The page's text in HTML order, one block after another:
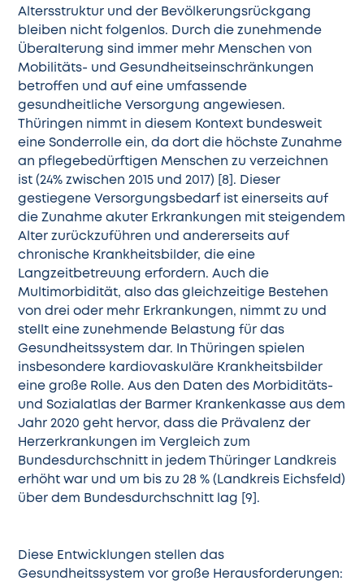
Altersstruktur und der Bevölkerungsrückgang
bleiben nicht folgenlos. Durch die zunehmende
Überalterung sind immer mehr Menschen von
Mobilitäts- und Gesundheitseinschränkungen
betroffen und auf eine umfassende
gesundheitliche Versorgung angewiesen.
Thüringen nimmt in diesem Kontext bundesweit
eine Sonderrolle ein, da dort die höchste Zunahme
an pflegebedürftigen Menschen zu verzeichnen
ist (24% zwischen 2015 und 2017) [8]. Dieser
gestiegene Versorgungsbedarf ist einerseits auf
die Zunahme akuter Erkrankungen mit steigendem
Alter zurückzuführen und andererseits auf
chronische Krankheitsbilder, die eine
Langzeitbetreuung erfordern. Auch die
Multimorbidität, also das gleichzeitige Bestehen
von drei oder mehr Erkrankungen, nimmt zu und
stellt eine zunehmende Belastung für das
Gesundheitssystem dar. In Thüringen spielen
insbesondere kardiovaskuläre Krankheitsbilder
eine große Rolle. Aus den Daten des Morbiditäts-
und Sozialatlas der Barmer Krankenkasse aus dem
Jahr 2020 geht hervor, dass die Prävalenz der
Herzerkrankungen im Vergleich zum
Bundesdurchschnitt in jedem Thüringer Landkreis
erhöht war und um bis zu 28 % (Landkreis Eichsfeld)
über dem Bundesdurchschnitt lag [9].
Diese Entwicklungen stellen das
Gesundheitssystem vor große Herausforderungen: